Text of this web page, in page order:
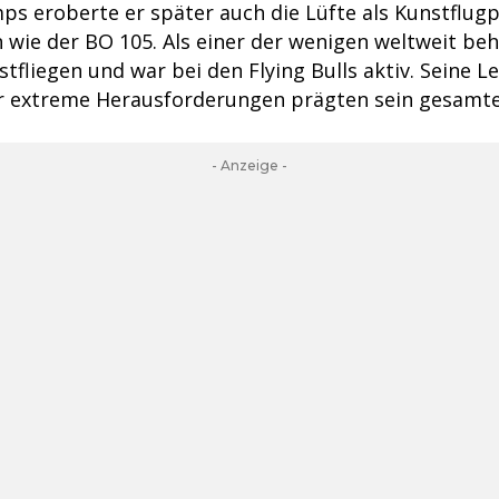
eroberte er später auch die Lüfte als
der BO 105. Als einer der wenigen weltweit
und war bei den Flying Bulls aktiv. Seine
Herausforderungen prägten sein
- Anzeige -